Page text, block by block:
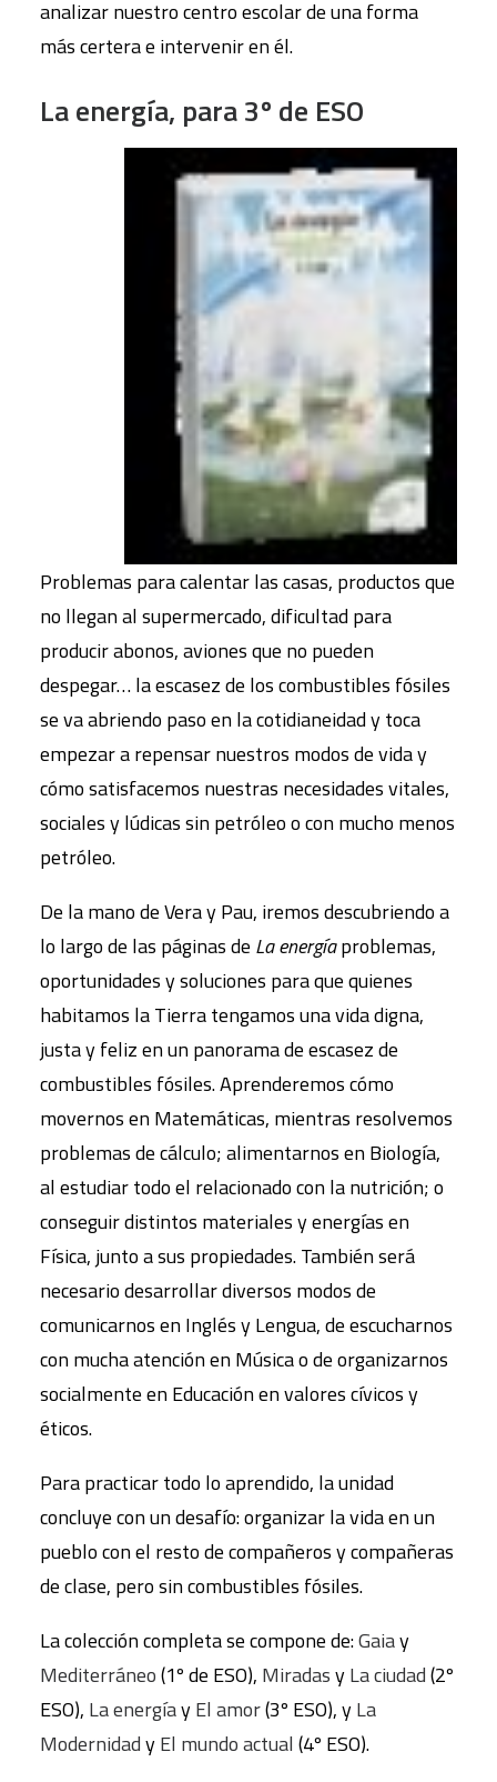
analizar nuestro centro escolar de una forma
más certera e intervenir en él.
La energía, para 3º de ESO
Problemas para calentar las casas, productos que
no llegan al supermercado, dificultad para
producir abonos, aviones que no pueden
despegar… la escasez de los combustibles fósiles
se va abriendo paso en la cotidianeidad y toca
empezar a repensar nuestros modos de vida y
cómo satisfacemos nuestras necesidades vitales,
sociales y lúdicas sin petróleo o con mucho menos
petróleo.
De la mano de Vera y Pau, iremos descubriendo a
lo largo de las páginas de La energíaproblemas,
oportunidades y soluciones para que quienes
habitamos la Tierra tengamos una vida digna,
justa y feliz en un panorama de escasez de
combustibles fósiles. Aprenderemos cómo
movernos en Matemáticas, mientras resolvemos
problemas de cálculo; alimentarnos en Biología,
al estudiar todo el relacionado con la nutrición; o
conseguir distintos materiales y energías en
Física, junto a sus propiedades. También será
necesario desarrollar diversos modos de
comunicarnos en Inglés y Lengua, de escucharnos
con mucha atención en Música o de organizarnos
socialmente en Educación en valores cívicos y
éticos.
Para practicar todo lo aprendido, la unidad
concluye con un desafío: organizar la vida en un
pueblo con el resto de compañeros y compañeras
de clase, pero sin combustibles fósiles.
La colección completa se compone de:Gaiay
Mediterráneo(1º de ESO), MiradasyLa ciudad(2º
ESO), La energíayEl amor(3º ESO), yLa
ModernidadyEl mundo actual (4º ESO).